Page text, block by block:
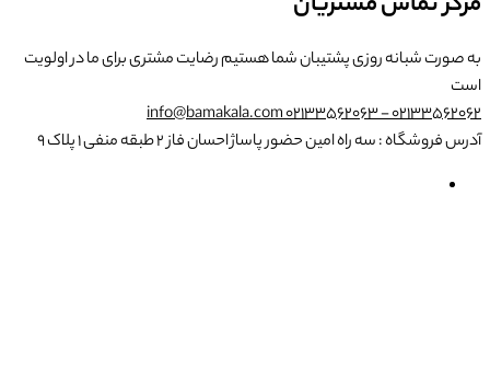
به صورت شبانه روزی پشتیبان شما هستیمرضایت مشتری برای ما در اولویت
است
02133562062 - 02133562063
info@bamakala.com
آدرس فروشگاه : سه راه امین حضور پاساژ احسان فاز ۲ طبقه منفی ۱ پلاک ۹